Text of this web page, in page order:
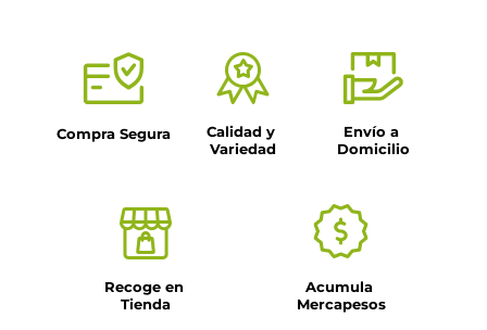
Compra Segura
Calidad y
Variedad
Envío a
Domicilio
Recoge en
Tienda
Acumula
Mercapesos